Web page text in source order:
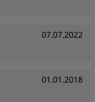
07.07.2022
01.01.2018